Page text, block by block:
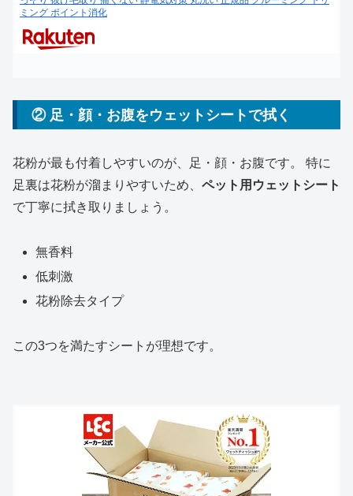
ミング ポイント消化
② 足・顔・お腹をウェットシートで拭く
花粉が最も付着しやすいのが、足・顔・お腹です。 特に
足裏は花粉が溜まりやすいため、 ペット用ウェットシート
で丁寧に拭き取りましょう。
無香料
低刺激
花粉除去タイプ
この3つを満たすシートが理想です。